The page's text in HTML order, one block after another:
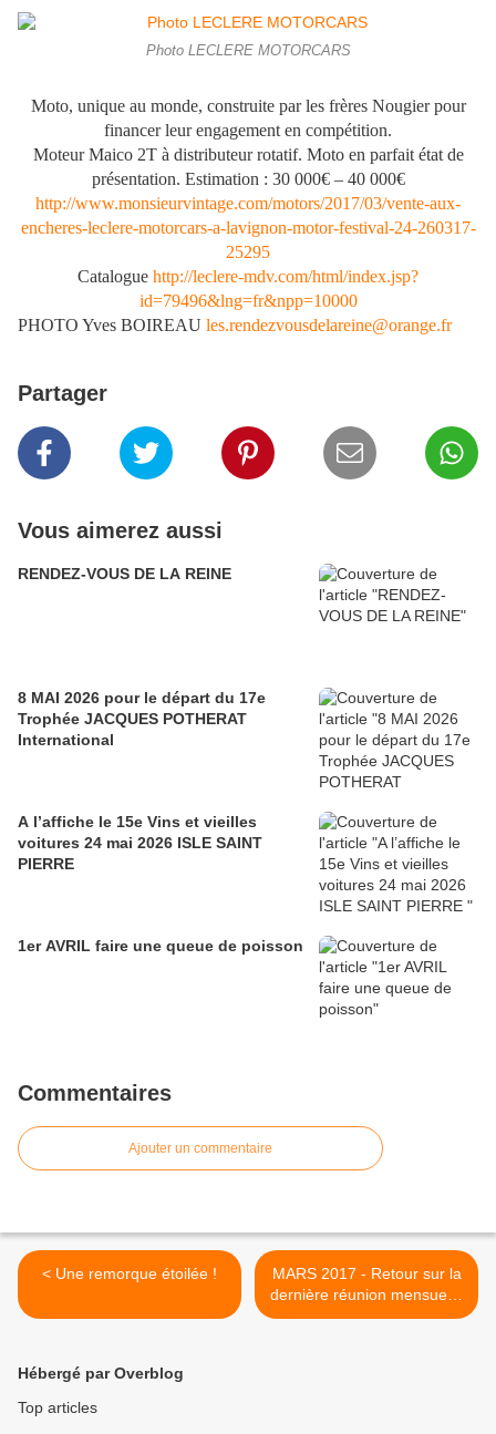
Photo LECLERE MOTORCARS
Moto, unique au monde, construite par les frères Nougier pour
financer leur engagement en compétition.
Moteur Maico 2T à distributeur rotatif. Moto en parfait état de
présentation. Estimation : 30 000€ – 40 000€
http://www.monsieurvintage.com/motors/2017/03/vente-aux-
encheres-leclere-motorcars-a-lavignon-motor-festival-24-260317-
25295
Catalogue http://leclere-mdv.com/html/index.jsp?
id=79496&lng=fr&npp=10000
PHOTO Yves BOIREAU les.rendezvousdelareine@orange.fr
Partager
Vous aimerez aussi
RENDEZ-VOUS DE LA REINE
8 MAI 2026 pour le départ du 17e
Trophée JACQUES POTHERAT
International
A l’affiche le 15e Vins et vieilles
voitures 24 mai 2026 ISLE SAINT
PIERRE
1er AVRIL faire une queue de poisson
Commentaires
Ajouter un commentaire
< Une remorque étoilée !
MARS 2017 - Retour sur la
dernière réunion mensuelle
organisée par les 4A à
Hébergé par Overblog
Top articles